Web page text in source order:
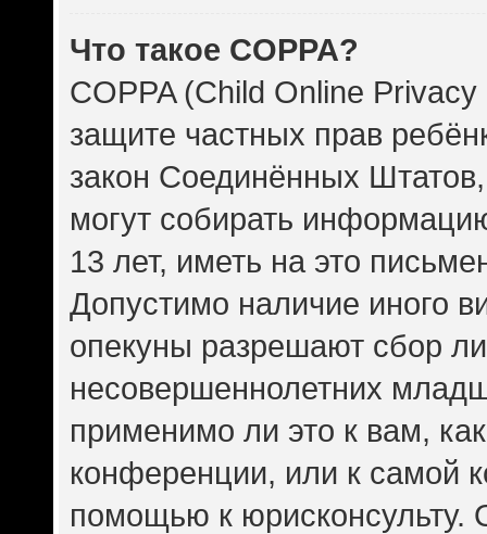
Что такое COPPA?
COPPA (Child Online
защите частных прав
закон Соединённых
могут собирать
13 лет, иметь на это
Допустимо наличие иного
опекуны разрешают сбор
несовершеннолетних
применимо ли это к вам,
конференции, или к самой
помощью к юрисконсульту.